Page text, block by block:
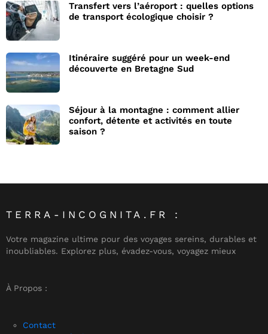
Transfert vers l’aéroport : quelles options
de transport écologique choisir ?
Itinéraire suggéré pour un week-end
découverte en Bretagne Sud
Séjour à la montagne : comment allier
confort, détente et activités en toute
saison ?
TERRA-INCOGNITA.FR :
Votre magazine ultime pour des voyages sereins, durables et
inoubliables. Explorez plus, évadez-vous, voyagez mieux
À Propos :
Contact